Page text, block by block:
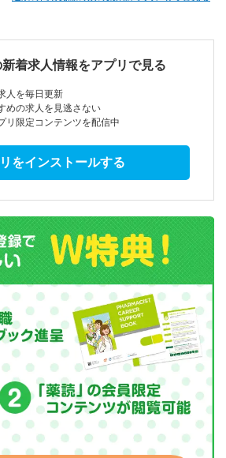
着求人情報をアプリで見る
人を毎日更新
めの求人を見逃さない
リ限定コンテンツを配信中
をインストールする